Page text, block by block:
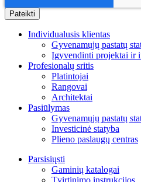
Individualusis klientas
Gyvenamųjų pastatų
Įgyvendinti projektai ir
Profesionalų sritis
Platintojai
Rangovai
Architektai
Pasiūlymas
Gyvenamųjų pastatų
Investicinė statyba
Plieno paslaugų centras
Parsisiųsti
Gaminių katalogai